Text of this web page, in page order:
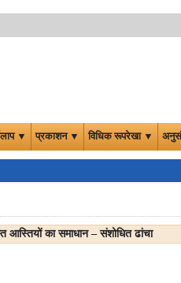
▼ प्रकाशन ▼ विधिक रूपरेखा ▼
आस्तियों का समाधान – संशोधित ढांचा